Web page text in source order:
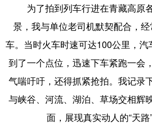
为了拍到列车行进在青藏高原
景，我与单位老司机默契配合，
车。当时火车时速可达100公里，汽
到了一个点位，迅速下车紧跑一会
气喘吁吁，还得抓紧抢拍。我记录
与峡谷、河流、湖泊、草场交相辉
面，展现真实动人的“天路”